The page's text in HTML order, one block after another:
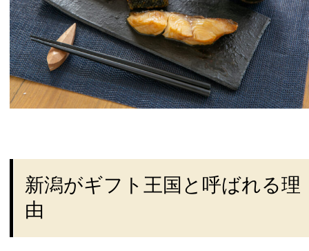
新潟がギフト王国と呼ばれる理
由